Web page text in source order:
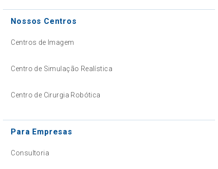
Nossos Centros
Centros de Imagem
Centro de Simulação Realística
Centro de Cirurgia Robótica
Para Empresas
Consultoria